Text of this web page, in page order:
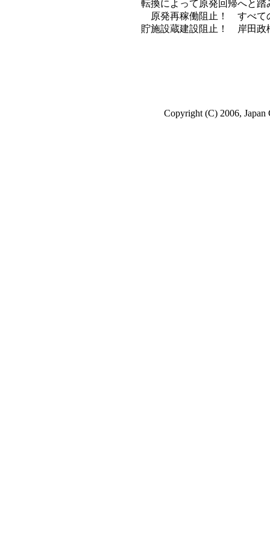
転換によって原発回帰へと
原発再稼働阻止！ すべて
貯施設蔵建設阻止！ 岸田政
Copyright (C) 2006, Japan